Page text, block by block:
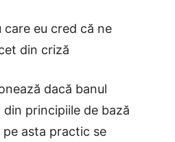
eu cred că ne
din criză
dacă banul
din principiile de bază
pe asta practic se